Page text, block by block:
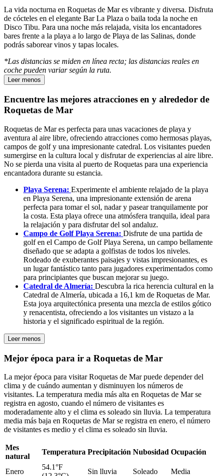
La vida nocturna en Roquetas de Mar es vibrante y diversa. Disfruta
de cócteles en el elegante Bar La Plaza o baila toda la noche en
Disco Tibu. Para una noche más relajada, visita los encantadores
bares frente a la playa a lo largo de Playa de las Salinas, donde
podrás saborear vinos y tapas locales.
*Las distancias se miden en línea recta; las distancias reales en
coche pueden variar según la ruta.
Leer menos
Encuentre las mejores atracciones en y alrededor de
Roquetas de Mar
Roquetas de Mar es perfecta para unas vacaciones de playa y
aventura al aire libre, ofreciendo atracciones como hermosas playas,
campos de golf y una impresionante catedral. Los visitantes pueden
sumergirse en la cultura local y disfrutar de experiencias al aire libre.
No se pierda una visita al puerto de Roquetas para una experiencia
encantadora durante su estancia.
Playa Serena: Experimente el ambiente relajado de la playa
en Playa Serena, una impresionante extensión de arena
perfecta para tomar el sol, nadar y pasear tranquilamente por
la costa. Esta playa ofrece una atmósfera tranquila, ideal para
la relajación y para disfrutar del sol andaluz.
Campo de Golf Playa Serena: Disfrute de una partida de
golf en el Campo de Golf Playa Serena, un campo bellamente
diseñado que se adapta a golfistas de todos los niveles.
Rodeado de exuberantes paisajes y vistas impresionantes, es
un lugar fantástico tanto para jugadores experimentados como
para principiantes que buscan mejorar su juego.
Catedral de Almería: Descubra la rica herencia cultural en la
Catedral de Almería, ubicada a 16,1 km de Roquetas de Mar.
Esta joya arquitectónica presenta una mezcla de estilos gótico
y renacentista, ofreciendo a los visitantes un vistazo a la
historia y el significado espiritual de la región.
Leer menos
Mejor época para ir a Roquetas de Mar
La mejor época para visitar Roquetas de Mar puede depender del
clima y de cuándo aumentan y disminuyen los números de
visitantes. La temperatura media más alta en Roquetas de Mar se
registra en agosto, cuando el número de visitantes es
moderadamente alto y el clima es soleado sin lluvia. La temperatura
media más baja en Roquetas de Mar se registra en enero, el número
de visitantes es medio y el clima es soleado sin lluvia.
Mes
natural
Temperatura Precipitación Nubosidad Ocupación
Enero
54.1°F
Sin lluvia Soleado Media